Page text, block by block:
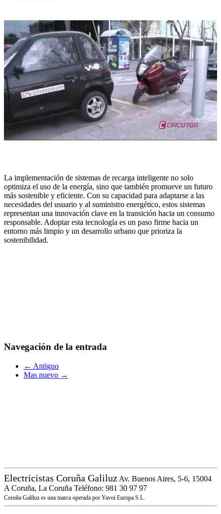
La implementación de sistemas de recarga inteligente no solo
optimiza el uso de la energía, sino que también promueve un futuro
más sostenible y eficiente. Con su capacidad para adaptarse a las
necesidades del usuario y al suministro energético, estos sistemas
representan una innovación clave en la transición hacia un consumo
responsable. Adoptar esta tecnología es un paso firme hacia un
entorno más limpio y un desarrollo urbano que prioriza la
sostenibilidad.
Navegación de la entrada
← Antiguo
Mas nuevo →
Electricistas Coruña Galiluz Av. Buenos Aires, 5-6, 15004
A Coruña, La Coruña Teléfono: 981 30 97 97
Coruña Galiluz es una marca operada por Yavoi Europa S.L.